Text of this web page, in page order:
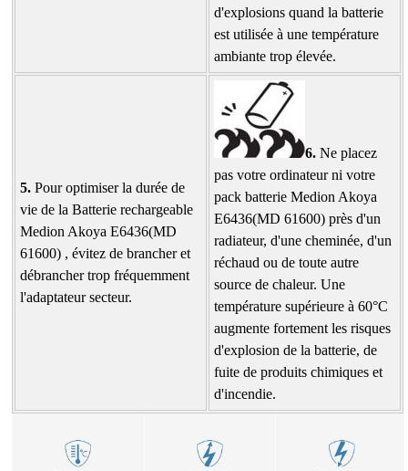
d'explosions quand la batterie
est utilisée à une température
ambiante trop élevée.
5.Pour optimiser la durée de
vie de la Batterie rechargeable
Medion Akoya E6436(MD
61600) , évitez de brancher et
débrancher trop fréquemment
l'adaptateur secteur.
6.Ne placez
pas votre ordinateur ni votre
pack batterie Medion Akoya
E6436(MD 61600) près d'un
radiateur, d'une cheminée, d'un
réchaud ou de toute autre
source de chaleur. Une
température supérieure à 60°C
augmente fortement les risques
d'explosion de la batterie, de
fuite de produits chimiques et
d'incendie.